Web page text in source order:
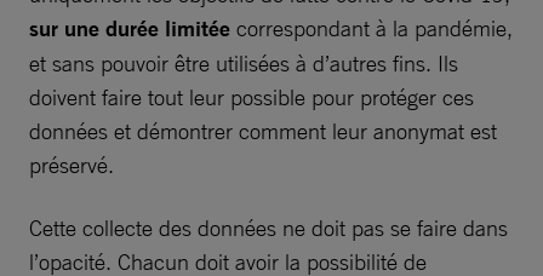
sur une durée limitée correspondant à la pandémie,
et sans pouvoir être utilisées à d’autres fins. Ils
doivent faire tout leur possible pour protéger ces
données et démontrer comment leur anonymat est
préservé.
Cette collecte des données ne doit pas se faire dans
l’opacité. Chacun doit avoir la possibilité de